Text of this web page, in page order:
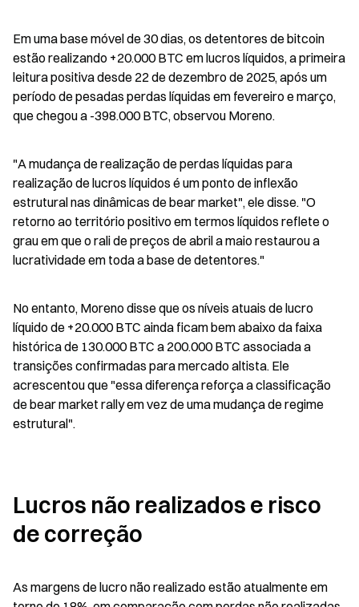
Em uma base móvel de 30 dias, os detentores de bitcoin
estão realizando +20.000 BTC em lucros líquidos, a primeira
leitura positiva desde 22 de dezembro de 2025, após um
período de pesadas perdas líquidas em fevereiro e março,
que chegou a -398.000 BTC, observou Moreno.
"A mudança de realização de perdas líquidas para
realização de lucros líquidos é um ponto de inflexão
estrutural nas dinâmicas de bear market", ele disse. "O
retorno ao território positivo em termos líquidos reflete o
grau em que o rali de preços de abril a maio restaurou a
lucratividade em toda a base de detentores."
No entanto, Moreno disse que os níveis atuais de lucro
líquido de +20.000 BTC ainda ficam bem abaixo da faixa
histórica de 130.000 BTC a 200.000 BTC associada a
transições confirmadas para mercado altista. Ele
acrescentou que "essa diferença reforça a classificação
de bear market rally em vez de uma mudança de regime
estrutural".
Lucros não realizados e risco
de correção
As margens de lucro não realizado estão atualmente em